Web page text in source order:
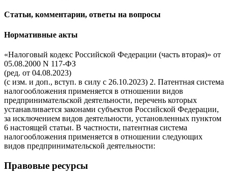
Статьи, комментарии, ответы на вопросы
Нормативные акты
«Налоговый кодекс Российской Федерации (часть вторая)» от
05.08.2000 N 117-ФЗ
(ред. от 04.08.2023)
(с изм. и доп., вступ. в силу с 26.10.2023) 2. Патентная система
налогообложения применяется в отношении видов
предпринимательской деятельности, перечень которых
устанавливается законами субъектов Российской Федерации,
за исключением видов деятельности, установленных пунктом
6 настоящей статьи. В частности, патентная система
налогообложения применяется в отношении следующих
видов предпринимательской деятельности:
Правовые ресурсы